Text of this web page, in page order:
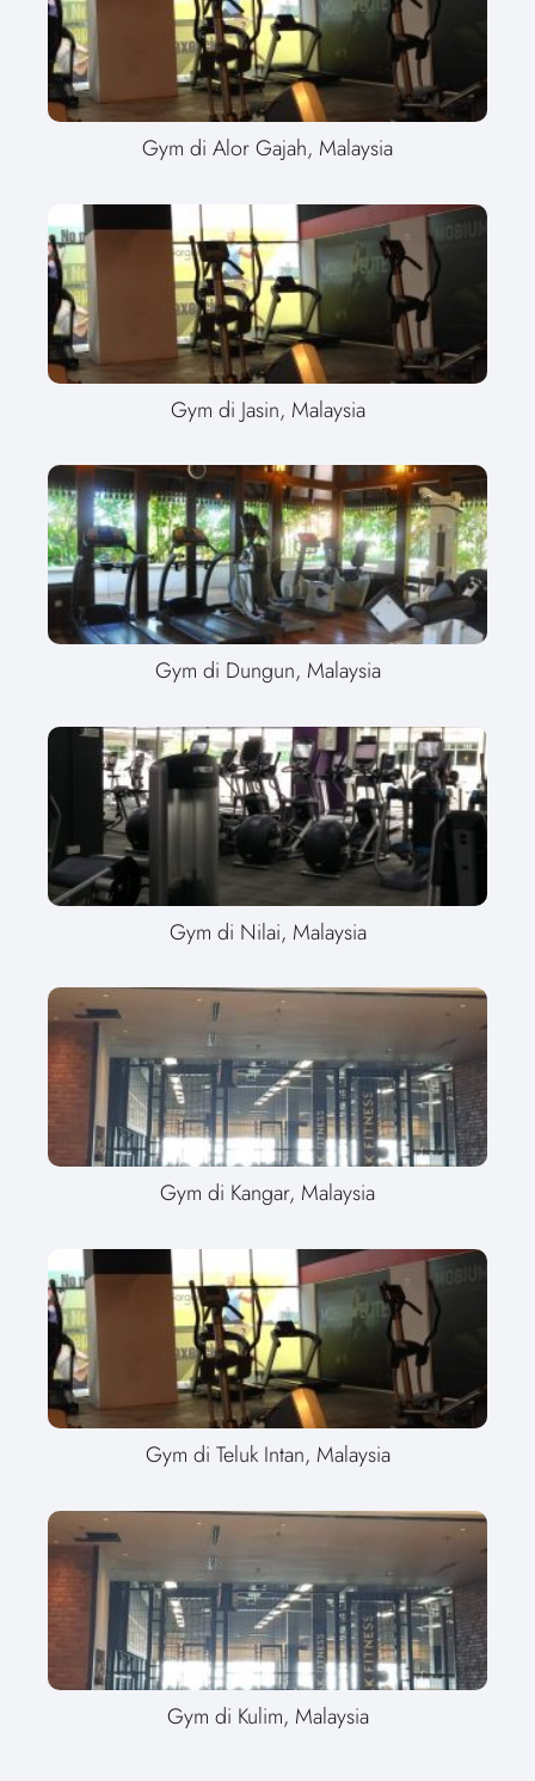
Gym di Alor Gajah, Malaysia
Gym di Jasin, Malaysia
Gym di Dungun, Malaysia
Gym di Nilai, Malaysia
Gym di Kangar, Malaysia
Gym di Teluk Intan, Malaysia
Gym di Kulim, Malaysia